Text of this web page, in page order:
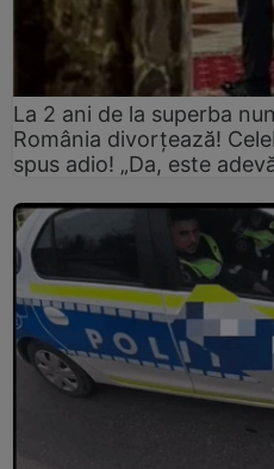
La 2 ani de la superba
România divorțează!
spus adio! „Da, este